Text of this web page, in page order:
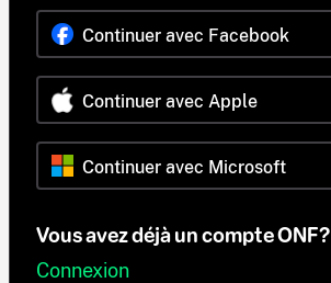
Continuer avec Facebook
Continuer avec Apple
Continuer avec Microsoft
Vous avez déjà un compte ONF?
Connexion